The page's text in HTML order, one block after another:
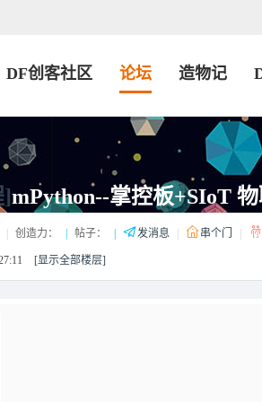
DF创客社区 论坛 造物记
]mPython--掌控板+SIoT
创造力： 帖子： 发消息 串个门
[显示全部楼层]